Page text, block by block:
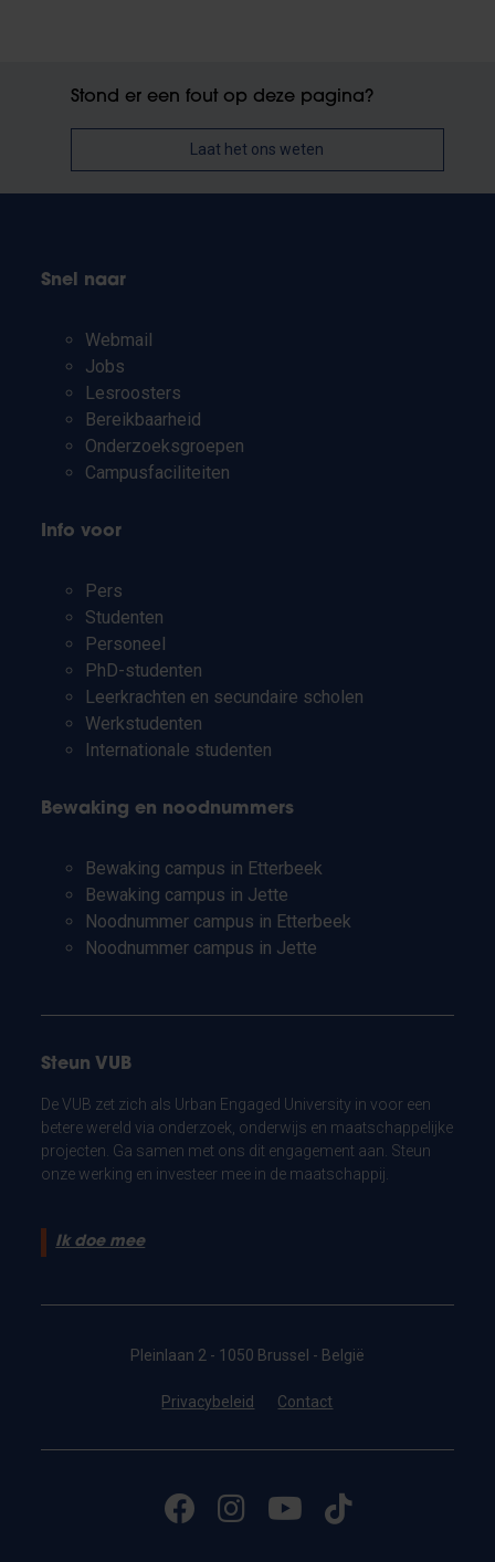
Stond er een fout op deze pagina?
Laat het ons weten
Snel naar
Webmail
Jobs
Lesroosters
Bereikbaarheid
Onderzoeksgroepen
Campusfaciliteiten
Info voor
Pers
Studenten
Personeel
PhD-studenten
Leerkrachten en secundaire scholen
Werkstudenten
Internationale studenten
Bewaking en noodnummers
Bewaking campus in Etterbeek
Bewaking campus in Jette
Noodnummer campus in Etterbeek
Noodnummer campus in Jette
Steun VUB
De VUB zet zich als Urban Engaged University in voor een
betere wereld via onderzoek, onderwijs en maatschappelijke
projecten. Ga samen met ons dit engagement aan. Steun
onze werking en investeer mee in de maatschappij.
Ik doe mee
Pleinlaan 2 - 1050 Brussel - België
Privacybeleid Contact